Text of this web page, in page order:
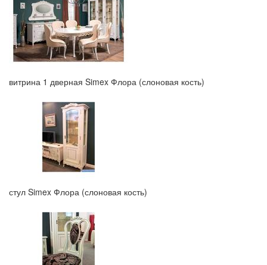
витрина 1 дверная Simex Флора (слоновая кость)
стул Simex Флора (слоновая кость)